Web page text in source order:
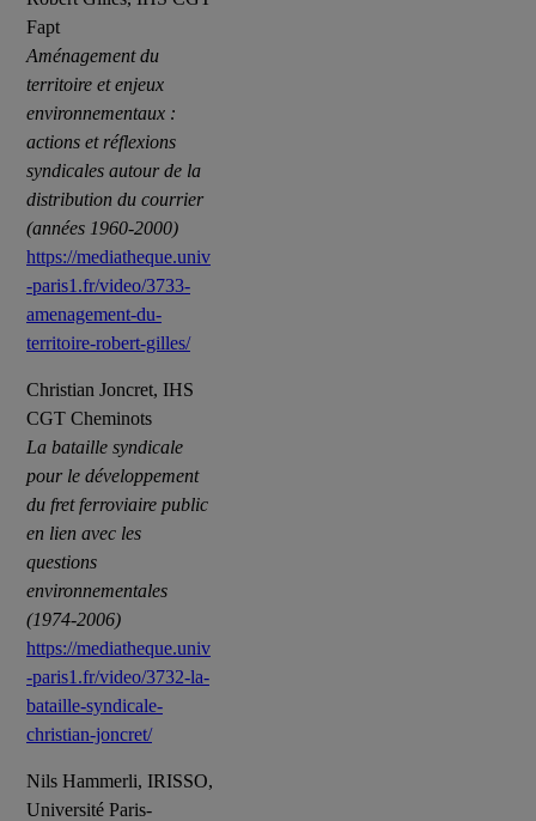
Fapt
Aménagement du
territoire et enjeux
environnementaux :
actions et réflexions
syndicales autour de la
distribution du courrier
(années 1960-2000)
https://mediatheque.univ
-paris1.fr/video/3733-
amenagement-du-
territoire-robert-gilles/
Christian Joncret, IHS
CGT Cheminots
La bataille syndicale
pour le développement
du fret ferroviaire public
en lien avec les
questions
environnementales
(1974-2006)
https://mediatheque.univ
-paris1.fr/video/3732-la-
bataille-syndicale-
christian-joncret/
Nils Hammerli, IRISSO,
Université Paris-